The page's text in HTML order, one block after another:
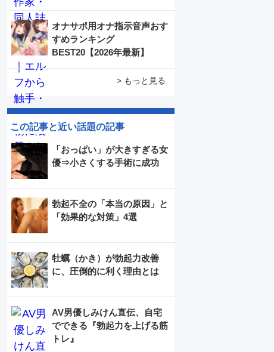
オナサポ用オナ指示音声おす
すめランキング
BEST20【2026年最新】
> もっと見る
この記事と近い話題の記事
「おっぱい」が大きすぎる女
優⇒小さくする手術に成功
勃起不全の「本当の原因」と
「効果的な対策」4選
牡蠣（かき）が勃起力改善
に、圧倒的に利く理由とは
AV男優しみけん直伝、自宅
でできる『勃起力を上げる筋
トレ』